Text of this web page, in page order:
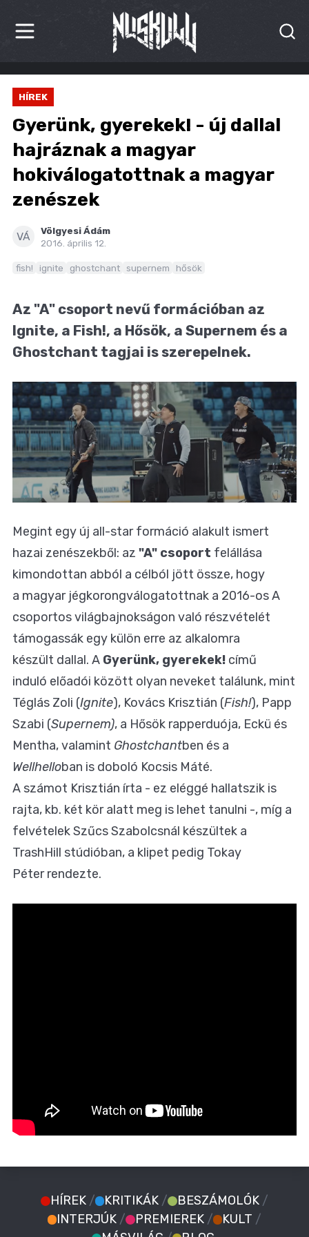
HÍREK
KRITIKÁK
BESZÁMOLÓK
INTERJÚK
PREMIEREK
KULT
MÁSVILÁG
HÍREK
Gyerünk, gyerekek! - új dallal
hajráznak a magyar
hokiválogatottnak a magyar
zenészek
VÁ
Völgyesi Ádám
2016. április 12.
fish! ignite ghostchant supernem hősök
Az "A" csoport nevű formációban az
Ignite, a Fish!, a Hősök, a Supernem és a
Ghostchant tagjai is szerepelnek.
Megint egy új all-star formáció alakult ismert
hazai zenészekből: az "A" csoport felállása
kimondottan abból a célból jött össze, hogy
a magyar jégkorongválogatottnak a 2016-os A
csoportos világbajnokságon való részvételét
támogassák egy külön erre az alkalomra
készült dallal. A Gyerünk, gyerekek! című
induló előadói között olyan neveket találunk, mint
Téglás Zoli (Ignite), Kovács Krisztián (Fish!), Papp
Szabi (Supernem), a Hősök rapperduója, Eckü és
Mentha, valamint Ghostchantben és a
Wellhelloban is doboló Kocsis Máté.
A számot Krisztián írta - ez eléggé hallatszik is
rajta, kb. két kör alatt meg is lehet tanulni -, míg a
felvételek Szűcs Szabolcsnál készültek a
TrashHill stúdióban, a klipet pedig Tokay
Péter rendezte.
HÍREK / KRITIKÁK / BESZÁMOLÓK /
INTERJÚK / PREMIEREK / KULT /